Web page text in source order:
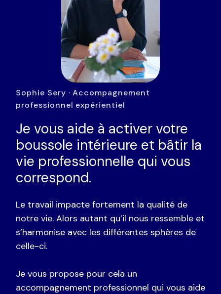
Sophie Sery · Accompagnement
professionnel expérientiel
Je vous aide à activer votre
boussole intérieure et bâtir la
vie professionnelle qui vous
correspond.
Le travail impacte fortement la qualité de
notre vie. Alors autant qu’il nous ressemble et
s’harmonise avec les différentes sphères de
celle-ci.
Je vous propose pour cela un
accompagnement professionnel qui vous aide